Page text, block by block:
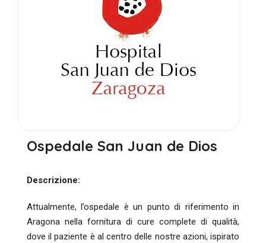
Ospedale San Juan de Dios
Descrizione:
Attualmente, l’ospedale è un punto di riferimento in
Aragona nella fornitura di cure complete di qualità,
dove il paziente è al centro delle nostre azioni, ispirato